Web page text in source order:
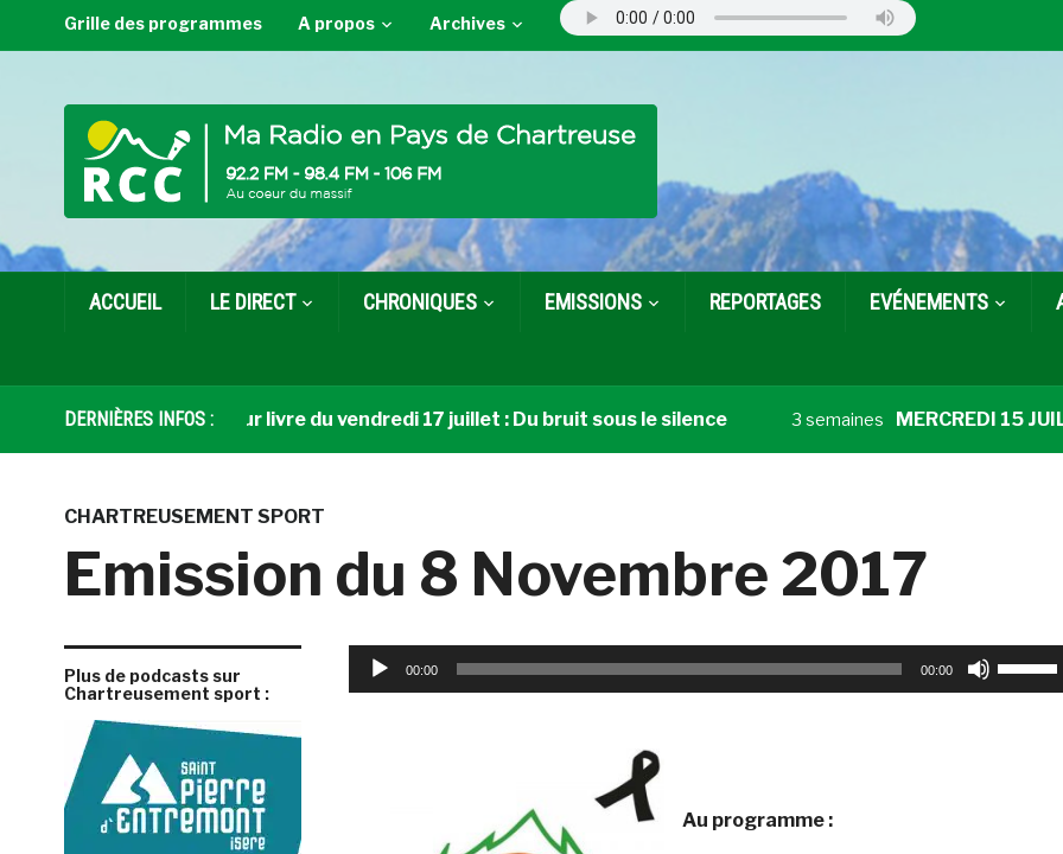
Grille des programmes A propos Archives
ACCUEIL LE DIRECT CHRONIQUES EMISSIONS REPORTAGES EVÉNEMENTS
DERNIÈRES INFOS :
Coup de cœur livre du vendredi 17 juillet : Du bruit sous le silence 3 semaines MERCREDI 15
CHARTREUSEMENT SPORT
Emission du 8 Novembre 2017
Plus de podcasts sur
Chartreusement sport :
Lecteur
audio
00:00 00:00
Utilisez
les
Au programme :